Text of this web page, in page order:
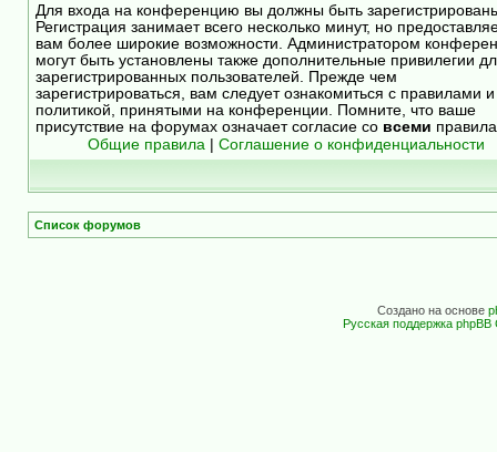
Для входа на конференцию вы должны быть
Регистрация занимает всего несколько минут, но
вам более широкие возможности. Администратором
могут быть установлены также дополнительные привилегии
зарегистрированных пользователей. Прежде чем
зарегистрироваться, вам следует ознакомиться с правилами и
политикой, принятыми на конференции. Помните, что ваше
присутствие на форумах означает согласие со всеми
Общие правила
Соглашение о конфиденциальности
Список форумов
Создано на основе
Русская поддержка phpBB